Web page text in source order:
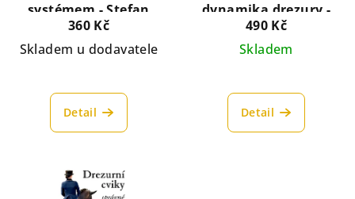
systémem - Stefan
Radloff
360 Kč
Skladem u dodavatele
Detail
dynamika drezury -
Beth Baumert
490 Kč
Skladem
Detail